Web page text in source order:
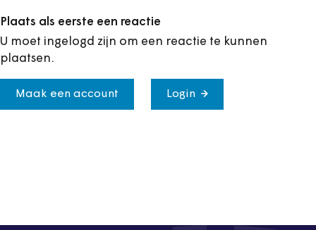
Plaats als eerste een reactie
U moet ingelogd zijn om een reactie te kunnen
plaatsen.
Maak een account Login